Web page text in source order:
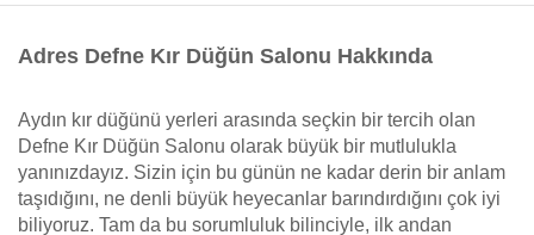
Adres Defne Kır Düğün Salonu Hakkında
Aydın kır düğünü yerleri arasında seçkin bir tercih olan
Defne Kır Düğün Salonu olarak büyük bir mutlulukla
yanınızdayız. Sizin için bu günün ne kadar derin bir anlam
taşıdığını, ne denli büyük heyecanlar barındırdığını çok iyi
biliyoruz. Tam da bu sorumluluk bilinciyle, ilk andan